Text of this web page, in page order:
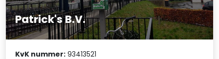
Patrick's B.V.
KvK nummer: 93413521